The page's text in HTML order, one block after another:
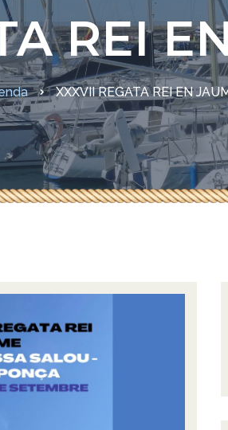
i activitats
nàutics
REI
XXXVII REGATA REI EN